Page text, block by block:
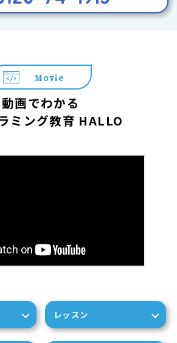
Movie
動画でわかる
ミング教育 HALLO
レッスン